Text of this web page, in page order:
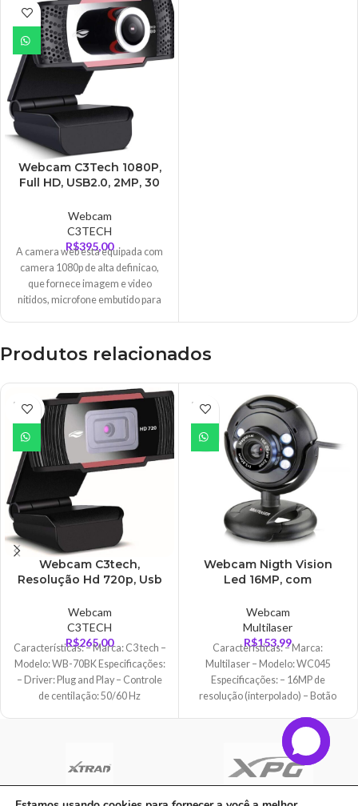
Webcam C3Tech 1080P,
Full HD, USB2.0, 2MP, 30
Webcam
C3TECH
R$395,00
A camera web esta equipada com
camera 1080p de alta definicao,
que fornece imagem e video
nitidos, microfone embutido para
Produtos relacionados
ESGO
TADO
Webcam C3tech,
Resolução Hd 720p, Usb
Webcam
C3TECH
R$265,00
Características: – Marca: C3 tech –
Modelo: WB-70BK Especificações:
– Driver: Plug and Play – Controle
de centilação: 50/60 Hz
ESGO
TADO
Webcam Nigth Vision
Led 16MP, com
WC045
Webcam
Multilaser
R$153,99
Características: – Marca:
Multilaser – Modelo: WC045
Especificações: – 16MP de
resolução (interpolado) – Botão